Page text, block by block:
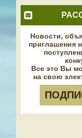
Новости,
приглашения
Все это Вы
на свою